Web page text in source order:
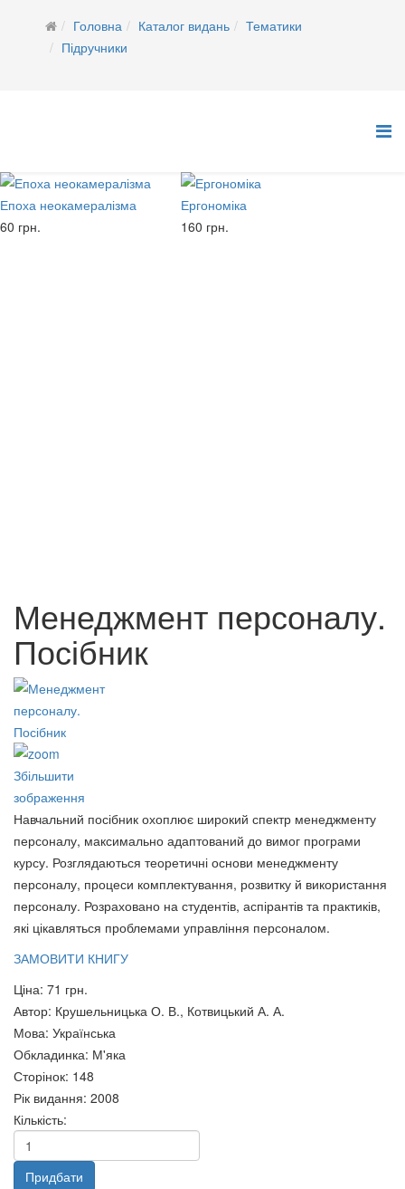
Головна Каталог видань
Тематики
Підручники
Епоха неокамералізма
60 грн.
Ергономіка
160 грн.
Зміцнення соціальної безпеки
людини
290 грн.
КАЇНУ ДАЙ РОЗКАЯННЯ
85 грн.
Книжка для шестикласників
Менеджмент персоналу.
Посібник
Збільшити
зображення
Навчальний посібник охоплює широкий спектр менеджменту
персоналу, максимально адаптований до вимог програми
курсу. Розглядаються теоретичні основи менеджменту
персоналу, процеси комплектування, розвитку й використання
персоналу. Розраховано на студентів, аспірантів та практиків,
які цікавляться проблемами управління персоналом.
ЗАМОВИТИ КНИГУ
Ціна: 71 грн.
Автор: Крушельницька О. В., Котвицький А. А.
Мова: Українська
Обкладинка: М'яка
Сторінок: 148
Рік видання: 2008
Кількість: